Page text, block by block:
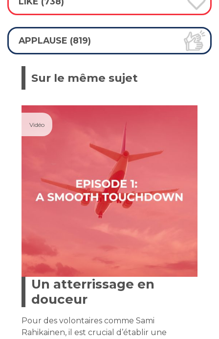
APPLAUSE (819)
Sur le même sujet
Vidéo
Un atterrissage en
douceur
Pour des volontaires comme Sami
Rahikainen, il est crucial d’établir une